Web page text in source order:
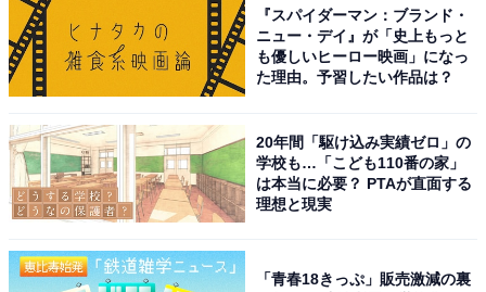
また、Twitterの買収について「言論の自由を確保するた
めであり、万能アプリのXを加速させるためでもある」
とも述べています。
リンダ・ヤッカリーノCEOは、Twitterの機能刷新につい
て「Xはオーディオ、ビデオ、メッセージ、決済／銀行
る」と述べています。
『スパイダーマン：ブランド・
ニュー・デイ』が「史上もっと
も優しいヒーロー映画」になっ
た理由。予習したい作品は？
20年間「駆け込み実績ゼロ」の
学校も…「こども110番の家」
は本当に必要？ PTAが直面する
理想と現実
「青春18きっぷ」販売激減の裏